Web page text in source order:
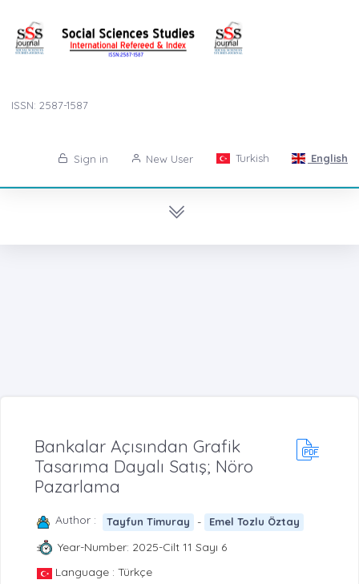
ISSN: 2587-1587
Sign in New User Turkish English
Bankalar Açısından Grafik
Tasarıma Dayalı Satış; Nöro
Pazarlama
Author : Tayfun Timuray - Emel Tozlu Öztay
Year-Number: 2025-Cilt 11 Sayı 6
Language : Türkçe